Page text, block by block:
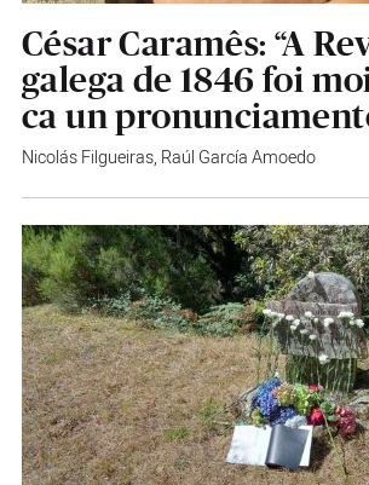
César Caramês: “A
galega de 1846 foi
ca un
Nicolás Filgueiras, Raúl García Amoedo